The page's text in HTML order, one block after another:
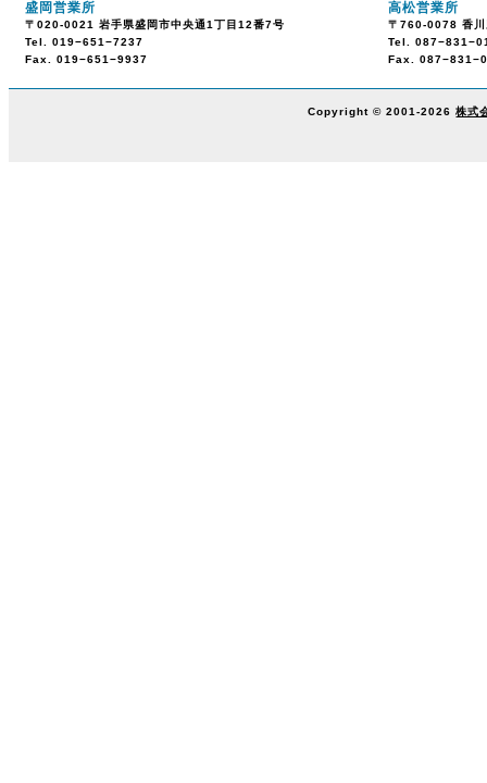
盛岡営業所
〒020-0021 岩手県盛岡市中央通1丁目12番7号
Tel. 019−651−7237
Fax. 019−651−9937
高松営業所
〒760-0078 香川
Tel.
Fax.
Copyright © 2001-2026株式